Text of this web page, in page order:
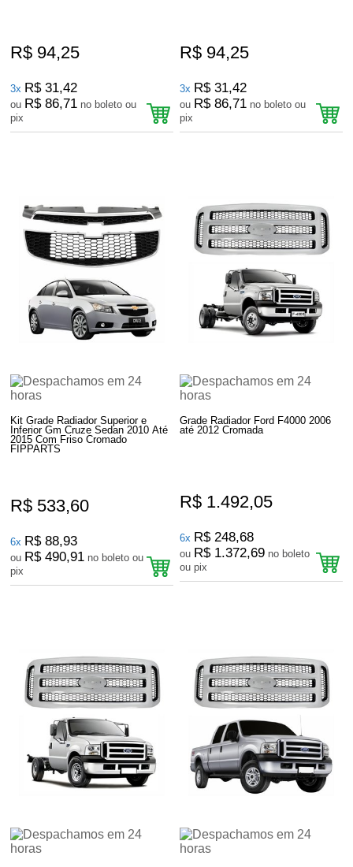
R$ 94,25
3x R$ 31,42
ou R$ 86,71 no boleto ou
pix
R$ 94,25
3x R$ 31,42
ou R$ 86,71 no boleto ou
pix
Kit Grade Radiador Superior e
Inferior Gm Cruze Sedan 2010 Até
2015 Com Friso Cromado
FIPPARTS
R$ 533,60
6x R$ 88,93
ou R$ 490,91 no boleto ou
pix
Grade Radiador Ford F4000 2006
até 2012 Cromada
R$ 1.492,05
6x R$ 248,68
ou R$ 1.372,69 no boleto
ou pix